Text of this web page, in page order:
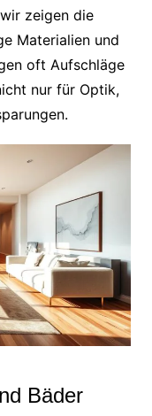
zeigen die
Materialien und
oft Aufschläge
nur für Optik,
Bäder